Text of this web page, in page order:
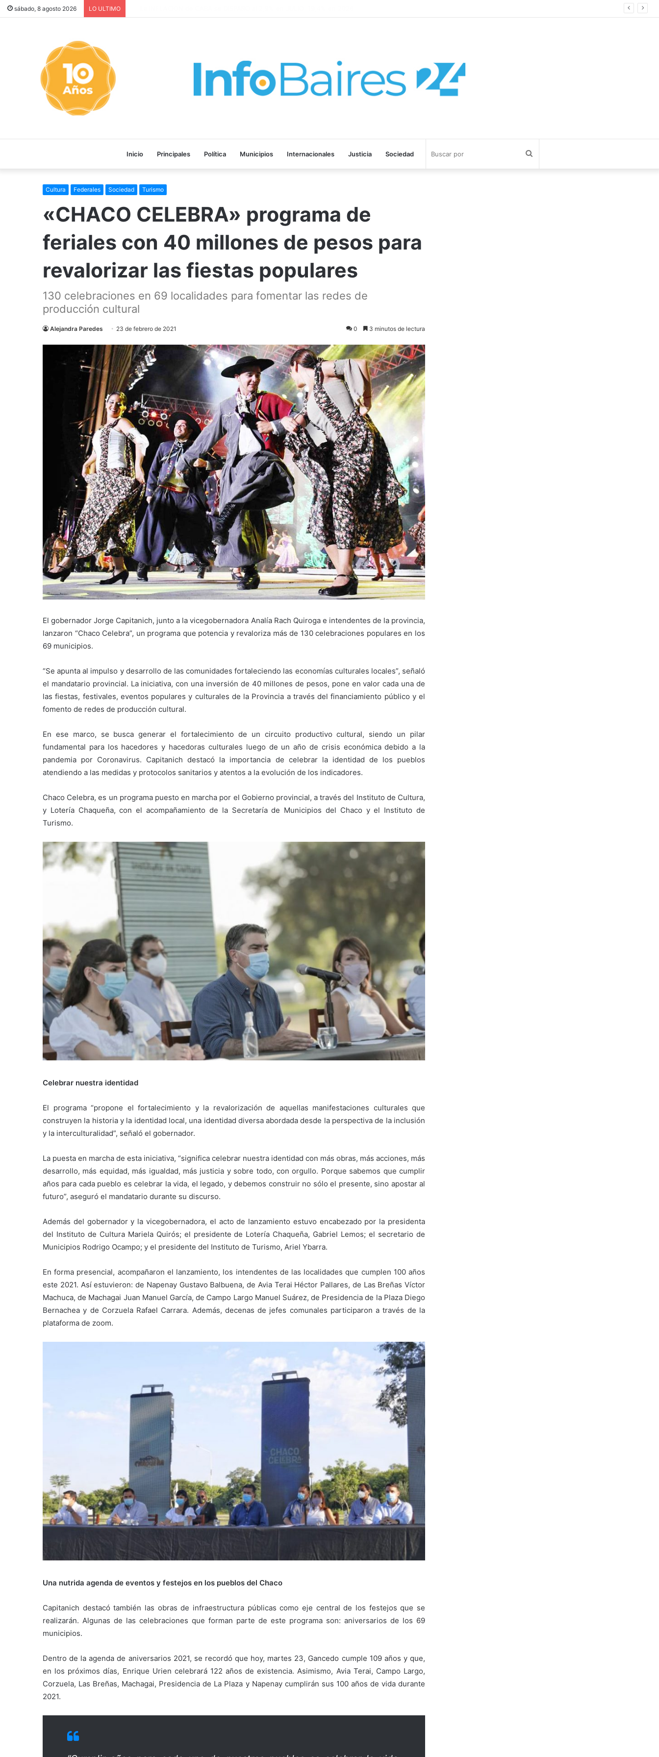
sábado, 8 agosto 2026 LO ULTIMO
Inicio Principales Política Municipios Internacionales Justicia Sociedad
Cultura Federales Sociedad Turismo
«CHACO CELEBRA» programa de
feriales con 40 millones de pesos para
revalorizar las fiestas populares
130 celebraciones en 69 localidades para fomentar las redes de
producción cultural
Alejandra Paredes 23 de febrero de 2021 0 3 minutos de lectura
El gobernador Jorge Capitanich, junto a la vicegobernadora Analía Rach Quiroga e intendentes de la provincia,
lanzaron “Chaco Celebra”, un programa que potencia y revaloriza más de 130 celebraciones populares en los
69 municipios.
“Se apunta al impulso y desarrollo de las comunidades fortaleciendo las economías culturales locales”, señaló
el mandatario provincial. La iniciativa, con una inversión de 40 millones de pesos, pone en valor cada una de
las fiestas, festivales, eventos populares y culturales de la Provincia a través del financiamiento público y el
fomento de redes de producción cultural.
En ese marco, se busca generar el fortalecimiento de un circuito productivo cultural, siendo un pilar
fundamental para los hacedores y hacedoras culturales luego de un año de crisis económica debido a la
pandemia por Coronavirus. Capitanich destacó la importancia de celebrar la identidad de los pueblos
atendiendo a las medidas y protocolos sanitarios y atentos a la evolución de los indicadores.
Chaco Celebra, es un programa puesto en marcha por el Gobierno provincial, a través del Instituto de Cultura,
y Lotería Chaqueña, con el acompañamiento de la Secretaría de Municipios del Chaco y el Instituto de
Turismo.
Celebrar nuestra identidad
El programa “propone el fortalecimiento y la revalorización de aquellas manifestaciones culturales que
construyen la historia y la identidad local, una identidad diversa abordada desde la perspectiva de la inclusión
y la interculturalidad”, señaló el gobernador.
La puesta en marcha de esta iniciativa, “significa celebrar nuestra identidad con más obras, más acciones, más
desarrollo, más equidad, más igualdad, más justicia y sobre todo, con orgullo. Porque sabemos que cumplir
años para cada pueblo es celebrar la vida, el legado, y debemos construir no sólo el presente, sino apostar al
futuro”, aseguró el mandatario durante su discurso.
Además del gobernador y la vicegobernadora, el acto de lanzamiento estuvo encabezado por la presidenta
del Instituto de Cultura Mariela Quirós; el presidente de Lotería Chaqueña, Gabriel Lemos; el secretario de
Municipios Rodrigo Ocampo; y el presidente del Instituto de Turismo, Ariel Ybarra.
En forma presencial, acompañaron el lanzamiento, los intendentes de las localidades que cumplen 100 años
este 2021. Así estuvieron: de Napenay Gustavo Balbuena, de Avia Terai Héctor Pallares, de Las Breñas Víctor
Machuca, de Machagai Juan Manuel García, de Campo Largo Manuel Suárez, de Presidencia de la Plaza Diego
Bernachea y de Corzuela Rafael Carrara. Además, decenas de jefes comunales participaron a través de la
plataforma de zoom.
Una nutrida agenda de eventos y festejos en los pueblos del Chaco
Capitanich destacó también las obras de infraestructura públicas como eje central de los festejos que se
realizarán. Algunas de las celebraciones que forman parte de este programa son: aniversarios de los 69
municipios.
Dentro de la agenda de aniversarios 2021, se recordó que hoy, martes 23, Gancedo cumple 109 años y que,
en los próximos días, Enrique Urien celebrará 122 años de existencia. Asimismo, Avia Terai, Campo Largo,
Corzuela, Las Breñas, Machagai, Presidencia de La Plaza y Napenay cumplirán sus 100 años de vida durante
2021.